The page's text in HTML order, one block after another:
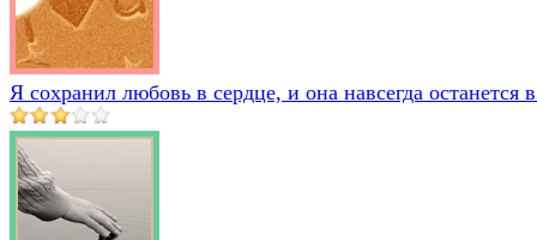
Я сохранил любовь в сердце, и она навсегда останется